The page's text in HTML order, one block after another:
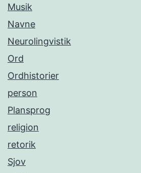
Musik
Navne
Neurolingvistik
Ord
Ordhistorier
person
Plansprog
religion
retorik
Sjov